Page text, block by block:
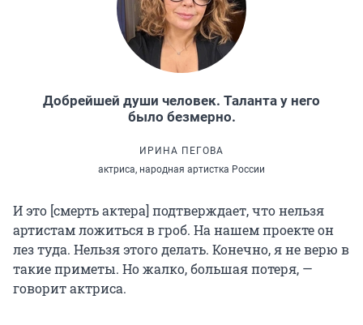
Добрейшей души человек. Таланта у него
было безмерно.
ИРИНА ПЕГОВА
актриса, народная артистка России
И это [смерть актера] подтверждает, что нельзя
артистам ложиться в гроб. На нашем проекте он
лез туда. Нельзя этого делать. Конечно, я не верю в
такие приметы. Но жалко, большая потеря, —
говорит актриса.